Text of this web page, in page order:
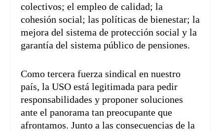
colectivos; el empleo de calidad; la
cohesión social; las políticas de bienestar; la
mejora del sistema de protección social y la
garantía del sistema público de pensiones.
Como tercera fuerza sindical en nuestro
país, la USO está legitimada para pedir
responsabilidades y proponer soluciones
ante el panorama tan preocupante que
afrontamos. Junto a las consecuencias de la